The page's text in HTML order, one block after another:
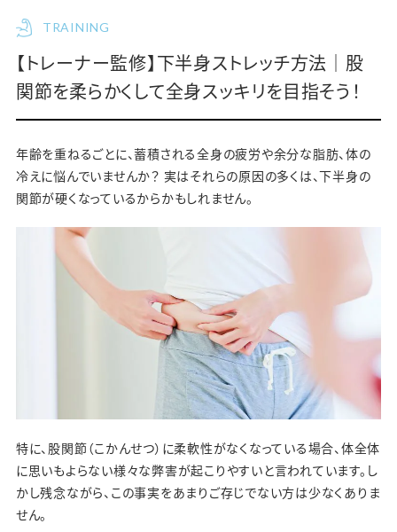
TRAINING
【トレーナー監修】下半身ストレッチ方法｜股
関節を柔らかくして全身スッキリを目指そう！
年齢を重ねるごとに、蓄積される全身の疲労や余分な脂肪、体の
冷えに悩んでいませんか？ 実はそれらの原因の多くは、下半身の
関節が硬くなっているからかもしれません。
特に、股関節（こかんせつ）に柔軟性がなくなっている場合、体全体
に思いもよらない様々な弊害が起こりやすいと言われています。し
かし残念ながら、この事実をあまりご存じでない方は少なくありま
せん。